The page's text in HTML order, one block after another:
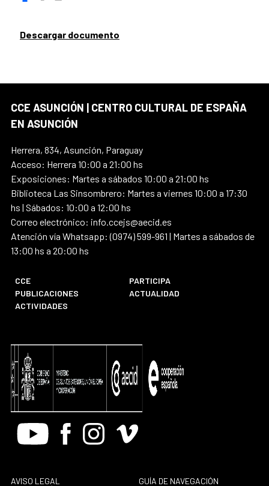
Descargar documento
CCE ASUNCIÓN | CENTRO CULTURAL DE ESPAÑA
EN ASUNCIÓN
Herrera, 834, Asunción, Paraguay
Acceso: Herrera 10:00 a 21:00 hs
Exposiciones: Martes a sábados 10:00 a 21:00 hs
Biblioteca Las Sinsombrero: Martes a viernes 10:00 a 17:30
hs | Sábados: 10:00 a 12:00 hs
Correo electrónico: info.ccejs@aecid.es
Atención vía Whatsapp: (0974) 599-961 | Martes a sábados de
13:00 hs a 20:00 hs
CCE
PARTICIPA
PUBLICACIONES
ACTUALIDAD
ACTIVIDADES
Youtube FacebookInstagram
Vimeo
AVISO LEGAL
GUÍA DE NAVEGACIÓN